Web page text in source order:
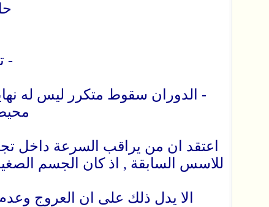
-
- الدوران سقوط متكرر ليس له
اعتقد ان من يراقب السرعة داخل
للاسس السابقة , اذ كان الجسم الصغير
الا يدل ذلك على ان العروج